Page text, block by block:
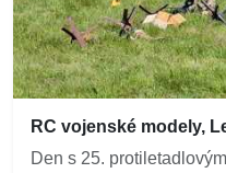
RC vojenské modely,
Den s 25.